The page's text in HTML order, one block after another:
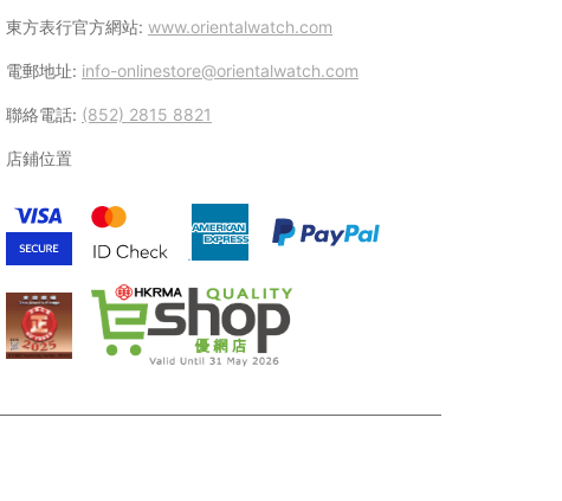
東方表行官方網站: www.orientalwatch.com
電郵地址: info-onlinestore@orientalwatch.com
聯絡電話: (852) 2815 8821
店鋪位置